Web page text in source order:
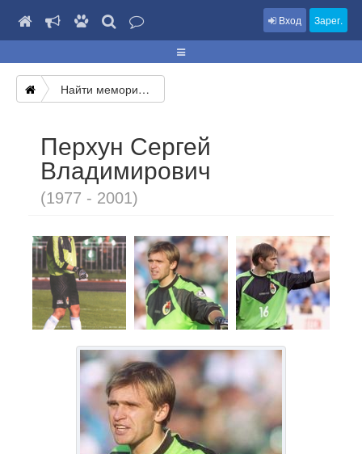
Вход Зарег.
Найти мемориал
Перхун Сергей
Владимирович
(1977 - 2001)